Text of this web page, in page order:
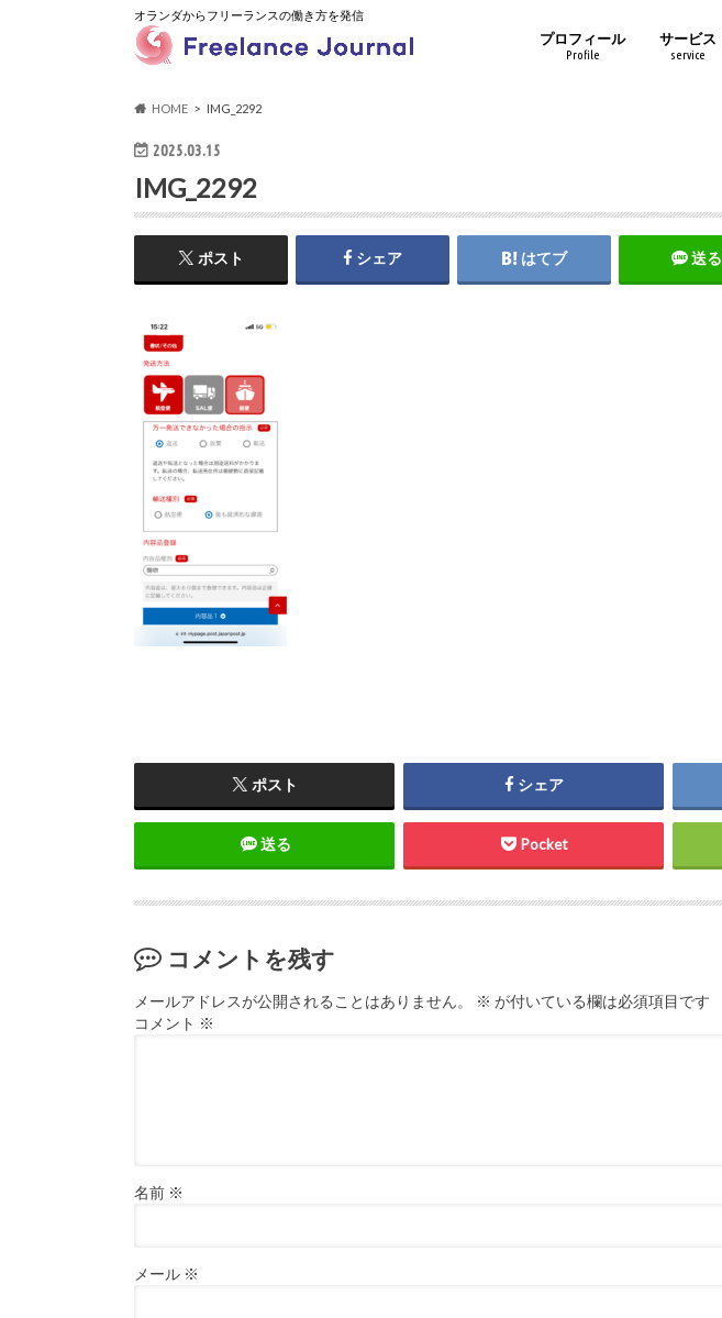
オランダからフリーランスの働き方を発信
プロフィール
Profile
サービス
service
HOME IMG_2292
2025.03.15
IMG_2292
ポスト シェア はてブ 送る
ポスト シェア
送る Pocket
コメントを残す
メールアドレスが公開されることはありません。 ※ が付いている欄は必須項目です
コメント ※
名前 ※
メール ※